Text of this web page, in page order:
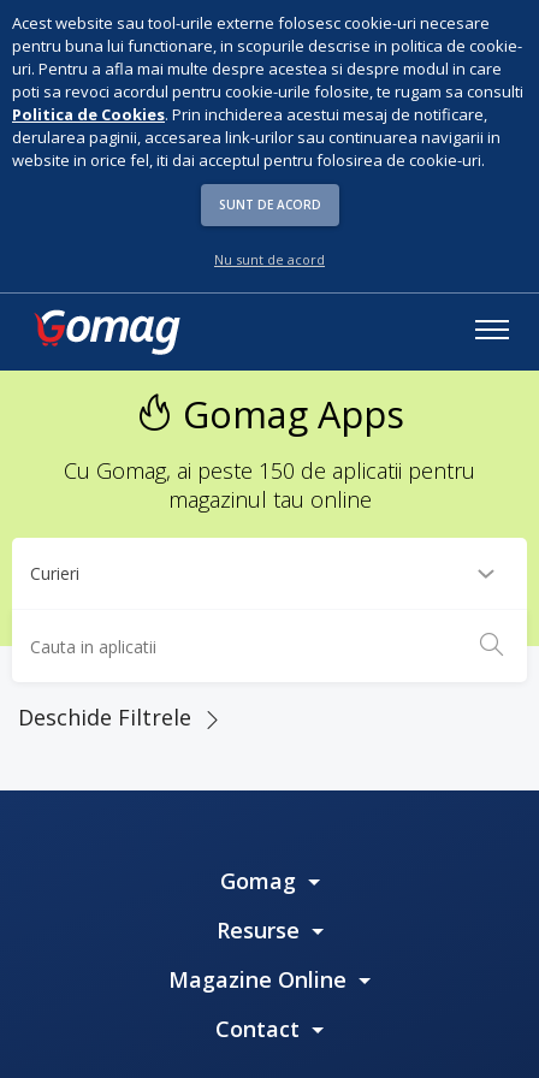
Acest website sau tool-urile externe folosesc cookie-uri necesare
pentru buna lui functionare, in scopurile descrise in politica de cookie-
uri. Pentru a afla mai multe despre acestea si despre modul in care
poti sa revoci acordul pentru cookie-urile folosite, te rugam sa consulti
Politica de Cookies. Prin inchiderea acestui mesaj de notificare,
derularea paginii, accesarea link-urilor sau continuarea navigarii in
website in orice fel, iti dai acceptul pentru folosirea de cookie-uri.
SUNT DE ACORD
Nu sunt de acord
Gomag Apps
Cu Gomag, ai peste 150 de aplicatii pentru
magazinul tau online
Deschide Filtrele
Gomag
Resurse
Magazine Online
Contact